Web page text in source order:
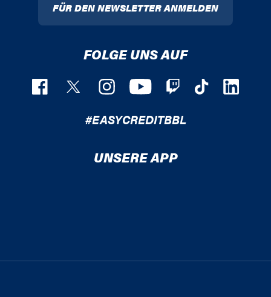
FÜR DEN NEWSLETTER ANMELDEN
FOLGE UNS AUF
#EASYCREDITBBL
UNSERE APP